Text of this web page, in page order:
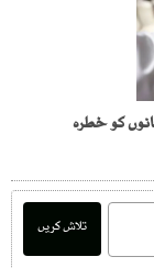
کو خطرہ
تلاش کریں